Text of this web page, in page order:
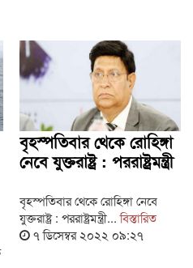
বৃহস্পতিবার থেকে রোহিঙ্গা
নেবে যুক্তরাষ্ট্র : পররাষ্ট্রমন্ত্রী
বৃহস্পতিবার থেকে রোহিঙ্গা নেবে
যুক্তরাষ্ট্র : পররাষ্ট্রমন্ত্রী...বিস্তারিত
৭ ডিসেম্বর ২০২২ ০৯:২৭